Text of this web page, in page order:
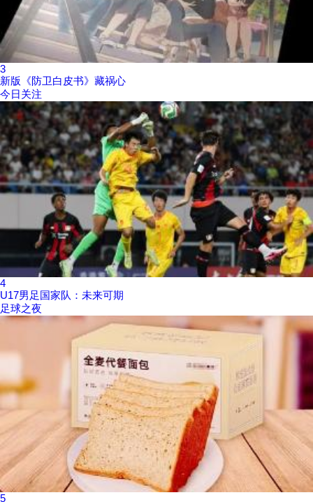
3
新版《防卫白皮书》藏祸心
今日关注
4
U17男足国家队：未来可期
足球之夜
5